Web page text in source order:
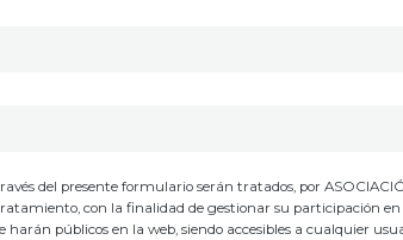
del presente formulario serán tratados, por
con la finalidad de gestionar su participación en
públicos en la web, siendo accesibles a cualquier